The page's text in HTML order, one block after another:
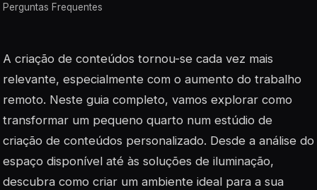
Perguntas Frequentes
A criação de conteúdos tornou-se cada vez mais
relevante, especialmente com o aumento do trabalho
remoto. Neste guia completo, vamos explorar como
transformar um pequeno quarto num estúdio de
criação de conteúdos personalizado. Desde a análise do
espaço disponível até às soluções de iluminação,
descubra como criar um ambiente ideal para a sua